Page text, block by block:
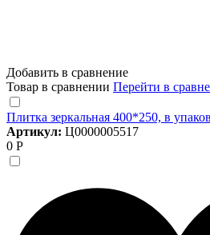
Добавить в сравнение
Товар в сравнении Перейти в
Плитка зеркальная 400*250, в
Артикул: Ц0000005517
0 Р